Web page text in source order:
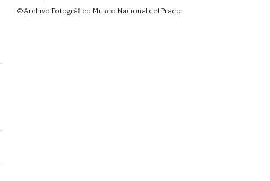
©Archivo Fotográfico Museo Nacional del Prado